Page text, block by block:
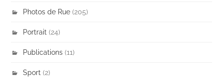
Photos de Rue (205)
Portrait (24)
Publications (11)
Sport (2)